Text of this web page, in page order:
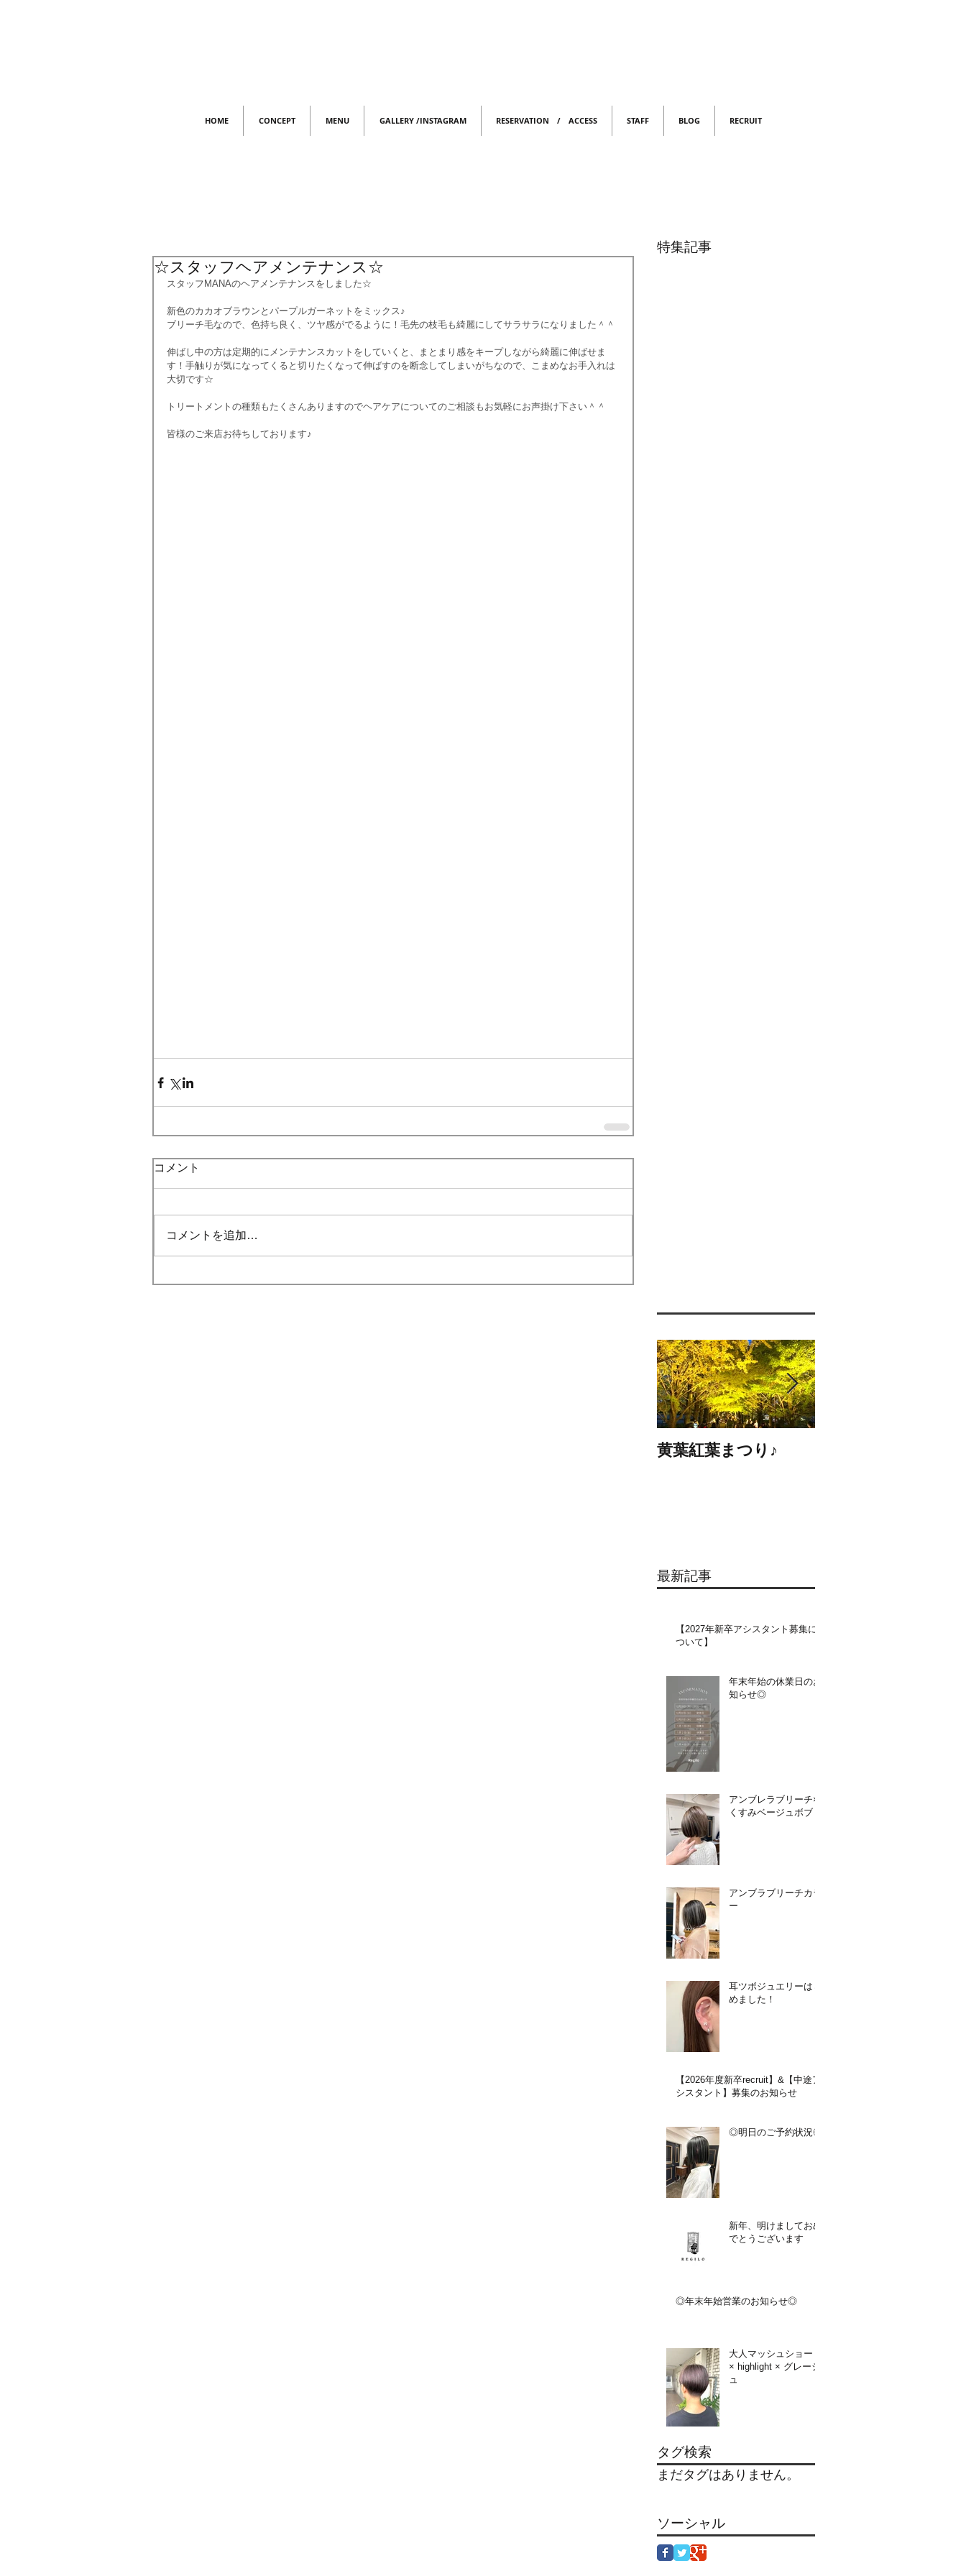
HOME CONCEPT MENU GALLERY /INSTAGRAM RESERVATION / ACCESS STAFF BLOG RECRUIT
☆スタッフヘアメンテナンス☆
スタッフMANAのヘアメンテナンスをしました☆
新色のカカオブラウンとパープルガーネットをミックス♪
ブリーチ毛なので、色持ち良く、ツヤ感がでるように！毛先の枝毛も綺麗にしてサラサラになりました＾＾
伸ばし中の方は定期的にメンテナンスカットをしていくと、まとまり感をキープしながら綺麗に伸ばせま
す！手触りが気になってくると切りたくなって伸ばすのを断念してしまいがちなので、こまめなお手入れは
大切です☆
トリートメントの種類もたくさんありますのでヘアケアについてのご相談もお気軽にお声掛け下さい＾＾
皆様のご来店お待ちしております♪
コメント
コメントを追加…
特集記事
黄葉紅葉まつり♪
最新記事
【2027年新卒アシスタント募集に
ついて】​​
年末年始の休業日のお
知らせ◎
アンブレラブリーチ×
くすみベージュボブ
アンブラブリーチカラ
ー
耳ツボジュエリーはじ
めました！
【2026年度新卒recruit】&【中途ア
シスタント】募集のお知らせ
◎明日のご予約状況◎
新年、明けましておめ
でとうございます
◎年末年始営業のお知らせ◎
大人マッシュショート
× highlight × グレージ
ュ
タグ検索
まだタグはありません。
ソーシャル